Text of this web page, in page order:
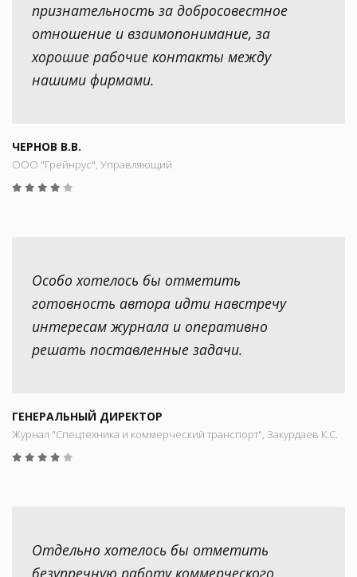
признательность за добросовестное
отношение и взаимопонимание, за
хорошие рабочие контакты между
нашими фирмами.
ЧЕРНОВ В.В.
ООО "Грейнрус", Управляющий
Особо хотелось бы отметить
готовность автора идти навстречу
интересам журнала и оперативно
решать поставленные задачи.
ГЕНЕРАЛЬНЫЙ ДИРЕКТОР
Журнал "Спецтехника и коммерческий транспорт", Закурдаев К.С.
Отдельно хотелось бы отметить
безупречную работу коммерческого